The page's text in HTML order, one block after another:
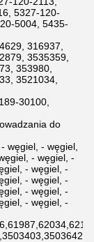
5327-120-
5004, 5435-
316937,
3535359,
353980,
3521034,
30100,
do
węgiel, - węgiel,
- węgiel, -
- węgiel, -
- węgiel, -
- węgiel, -
- węgiel, -